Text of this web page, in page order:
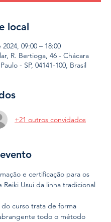
local
09:00 – 18:00
R. Bertioga, 46 - Chácara
- SP, 04141-100, Brasil
+21 outros convidados
e certificação para os
Reiki Usui da linha tradicional
curso trata de forma
todo o método